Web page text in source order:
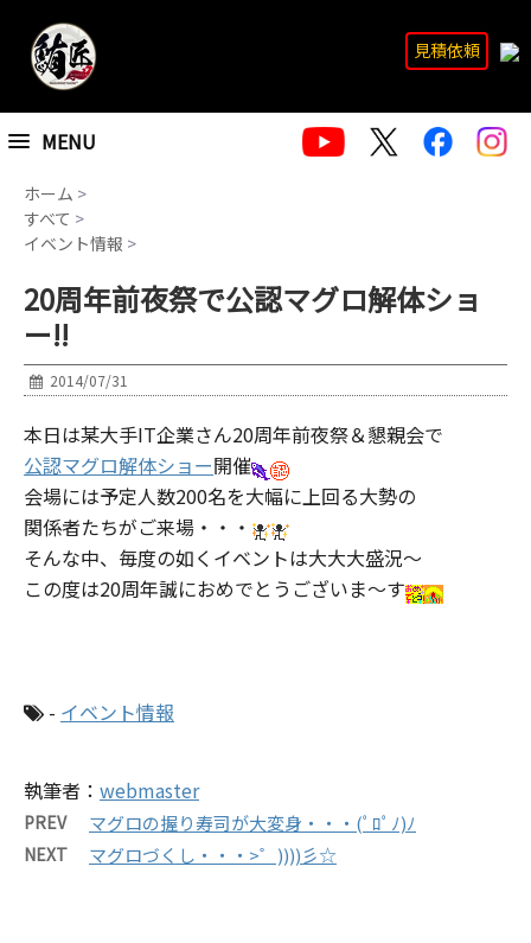
MENU
見積依頼
ホーム >
すべて >
イベント情報 >
20周年前夜祭で公認マグロ解体ショ
ー!!
2014/07/31
本日は某大手IT企業さん20周年前夜祭＆懇親会で
公認マグロ解体ショー開催
会場には予定人数200名を大幅に上回る大勢の
関係者たちがご来場・・・
そんな中、毎度の如くイベントは大大大盛況～
この度は20周年誠におめでとうございま～す
- イベント情報
執筆者： webmaster
PREV マグロの握り寿司が大変身・・・(ﾟﾛﾟﾉ)ﾉ
NEXT マグロづくし・・・>゜))))彡☆